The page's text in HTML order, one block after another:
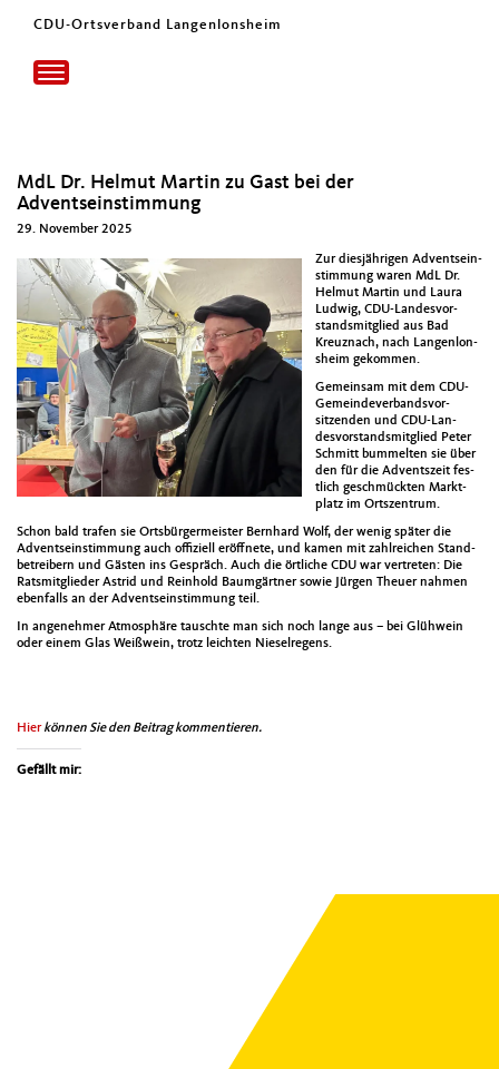
CDU-Ortsverband Langenlonsheim
Toggle
navigation
MdL Dr. Helmut Martin zu Gast bei der
Adventseinstimmung
29. November 2025
Zur diesjähri­gen Advent­se­in­
stim­mung waren MdL Dr.
Hel­mut Mar­tin und Lau­ra
Lud­wig, CDU-Lan­desvor­
standsmit­glied aus Bad
Kreuz­nach, nach Lan­gen­lon­
sheim gekom­men.
Gemein­sam mit dem CDU-
Gemein­de­ver­bandsvor­
sitzen­den und CDU-Lan­
desvor­standsmit­glied Peter
Schmitt bum­melten sie über
den für die Adventszeit fes­
tlich geschmück­ten Mark­t­
platz im Ort­szen­trum.
Schon bald trafen sie Orts­bürg­er­meis­ter Bern­hard Wolf, der wenig später die
Advent­se­in­stim­mung auch offiziell eröffnete, und kamen mit zahlre­ichen Stand­
be­treibern und Gästen ins Gespräch. Auch die örtliche CDU war vertreten: Die
Ratsmit­glieder Astrid und Rein­hold Baumgärt­ner sowie Jür­gen Theuer nah­men
eben­falls an der Advent­se­in­stim­mung teil.
In angenehmer Atmo­sphäre tauschte man sich noch lange aus – bei Glüh­wein
oder einem Glas Weißwein, trotz leicht­en Niesel­re­gens.
Hierkön­nen Sie den Beitrag kom­men­tieren.
Gefällt mir: